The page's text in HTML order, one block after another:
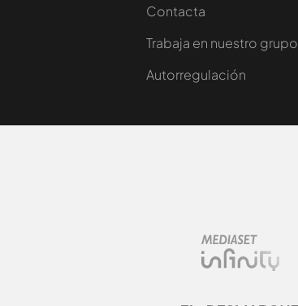
Contacta
Trabaja en nuestro grupo
Autorregulación